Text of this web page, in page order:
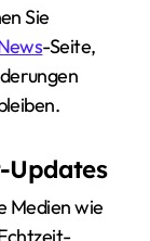
Sie
-Seite,
Updates
Medien wie